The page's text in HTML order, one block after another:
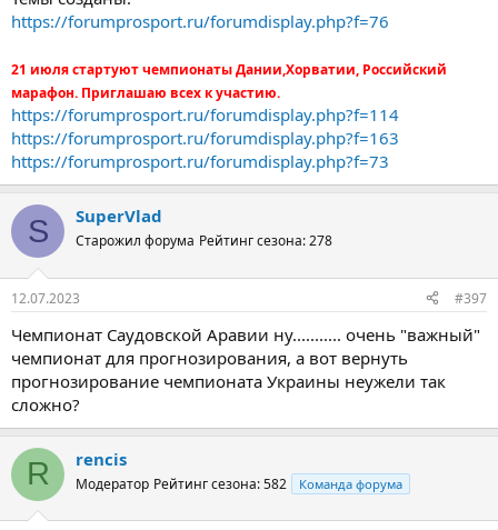
https://forumprosport.ru/forumdisplay.php?f=76
21 июля стартуют чемпионаты Дании,Хорватии, Российский
марафон. Приглашаю всех к участию.
https://forumprosport.ru/forumdisplay.php?f=114
https://forumprosport.ru/forumdisplay.php?f=163
https://forumprosport.ru/forumdisplay.php?f=73
S SuperVlad
Старожил форума Рейтинг сезона: 278
12.07.2023 #397
Чемпионат Саудовской Аравии ну........... очень "важный"
чемпионат для прогнозирования, а вот вернуть
прогнозирование чемпионата Украины неужели так
сложно?
R rencis
Модератор Рейтинг сезона: 582 Команда форума